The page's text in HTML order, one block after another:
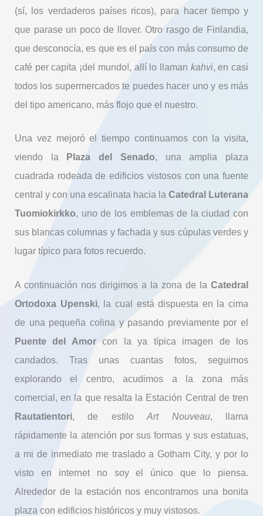
(sí, los verdaderos países ricos), para hacer tiempo y
que parase un poco de llover. Otro rasgo de Finlandia,
que desconocía, es que es el país con más consumo de
café per capita ¡del mundo!, allí lo llaman kahvi, en casi
todos los supermercados te puedes hacer uno y es más
del tipo americano, más flojo que el nuestro.
Una vez mejoró el tiempo continuamos con la visita,
viendo la
Plaza del Senado, una amplia plaza
cuadrada rodeada de edificios vistosos con una fuente
central y con una escalinata hacia la Catedral Luterana
Tuomiokirkko, uno de los emblemas de la ciudad con
sus blancas columnas y fachada y sus cúpulas verdes y
lugar típico para fotos recuerdo.
A continuación nos dirigimos a la zona de la Catedral
Ortodoxa Upenski, la cual está dispuesta en la cima
de una pequeña colina y pasando previamente por el
Puente del Amorcon la ya típica imagen de los
candados. Tras unas cuantas fotos, seguimos
explorando el centro, acudimos a la zona más
comercial, en la que resalta la Estación Central de tren
Rautatientori, de estiloArt Nouveau, llama
rápidamente la atención por sus formas y sus estatuas,
a mi de inmediato me traslado a Gotham City, y por lo
visto en internet no soy el único que lo piensa.
Alrededor de la estación nos encontramos una bonita
plaza con edificios históricos y muy vistosos.